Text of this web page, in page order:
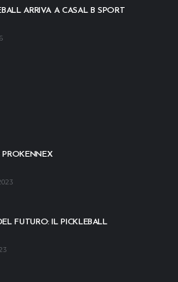
ARRIVA A CASAL B SPORT
FUTURO: IL PICKLEBALL